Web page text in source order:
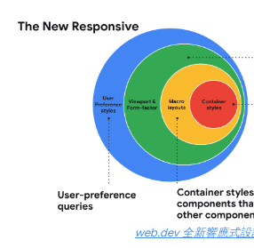
web.dev 全新響應式設